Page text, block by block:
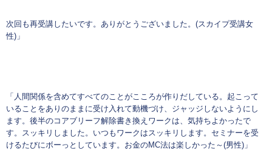
次回も再受講したいです。ありがとうございました。(スカイプ受講女
性)」
「人間関係を含めてすべてのことがこころが作りだしている。起こって
いることをありのままに受け入れて動機づけ、ジャッジしないようにし
ます。後半のコアブリーフ解除書き換えワークは、気持ちよかったで
す。スッキリしました。いつもワークはスッキリします。セミナーを受
けるたびにボーっとしています。お金のMC法は楽しかった～(男性)」